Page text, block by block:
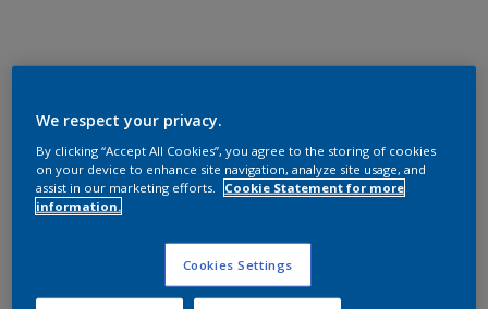
We respect your privacy.
By clicking “Accept All Cookies”, you agree to the storing of cookies
on your device to enhance site navigation, analyze site usage, and
assist in our marketing efforts.
Cookie Statement for more
information.
Cookies Settings